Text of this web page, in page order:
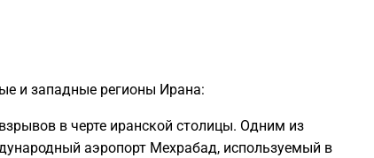
и западные регионы Ирана:
в черте иранской столицы. Одним из
аэропорт Мехрабад, используемый в